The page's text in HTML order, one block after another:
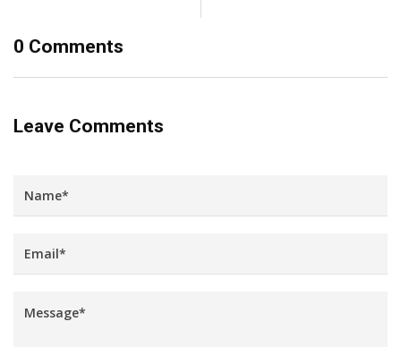
0 Comments
Leave Comments